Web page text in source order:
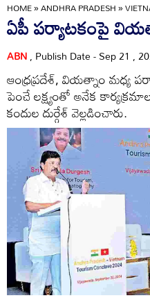
HOME»ANDHRA PRADESH»
ఏపీ పర్యాటకంపై
ABN, Publish Date - Sep 21 ,
ఆంధ్రప్రదేశ్‌, వియత్నాం మధ్య
పెంచే లక్ష్యంతో అనేక
కందుల దుర్గేశ్‌ వెల్లడించారు.